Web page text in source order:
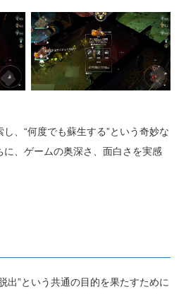
、“何度でも蘇生する”という奇妙な
、ゲームの奥深さ、面白さを実感
出”という共通の目的を果たすために